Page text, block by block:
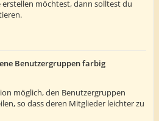
möchtest, dann solltest du
Benutzergruppen farbig
möglich, den Benutzergruppen
so dass deren Mitglieder leichter zu